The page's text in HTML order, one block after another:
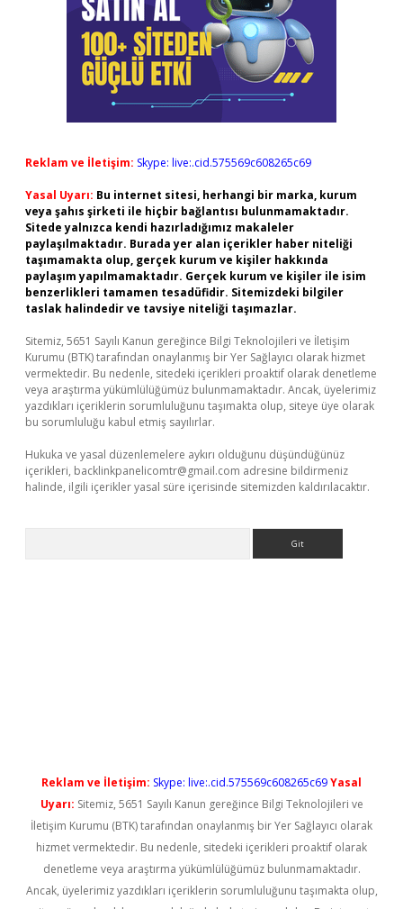
Reklam ve İletişim: Skype: live:.cid.575569c608265c69
Yasal Uyarı: Bu internet sitesi, herhangi bir marka, kurum
veya şahıs şirketi ile hiçbir bağlantısı bulunmamaktadır.
Sitede yalnızca kendi hazırladığımız makaleler
paylaşılmaktadır. Burada yer alan içerikler haber niteliği
taşımamakta olup, gerçek kurum ve kişiler hakkında
paylaşım yapılmamaktadır. Gerçek kurum ve kişiler ile isim
benzerlikleri tamamen tesadüfidir. Sitemizdeki bilgiler
taslak halindedir ve tavsiye niteliği taşımazlar.
Sitemiz, 5651 Sayılı Kanun gereğince Bilgi Teknolojileri ve İletişim
Kurumu (BTK) tarafından onaylanmış bir Yer Sağlayıcı olarak hizmet
vermektedir. Bu nedenle, sitedeki içerikleri proaktif olarak denetleme
veya araştırma yükümlülüğümüz bulunmamaktadır. Ancak, üyelerimiz
yazdıkları içeriklerin sorumluluğunu taşımakta olup, siteye üye olarak
bu sorumluluğu kabul etmiş sayılırlar.
Hukuka ve yasal düzenlemelere aykırı olduğunu düşündüğünüz
içerikleri, backlinkpanelicomtr@gmail.com adresine bildirmeniz
halinde, ilgili içerikler yasal süre içerisinde sitemizden kaldırılacaktır.
Reklam ve İletişim: Skype: live:.cid.575569c608265c69Yasal
Uyarı: Sitemiz, 5651 Sayılı Kanun gereğince Bilgi Teknolojileri ve
İletişim Kurumu (BTK) tarafından onaylanmış bir Yer Sağlayıcı olarak
hizmet vermektedir. Bu nedenle, sitedeki içerikleri proaktif olarak
denetleme veya araştırma yükümlülüğümüz bulunmamaktadır.
Ancak, üyelerimiz yazdıkları içeriklerin sorumluluğunu taşımakta olup,